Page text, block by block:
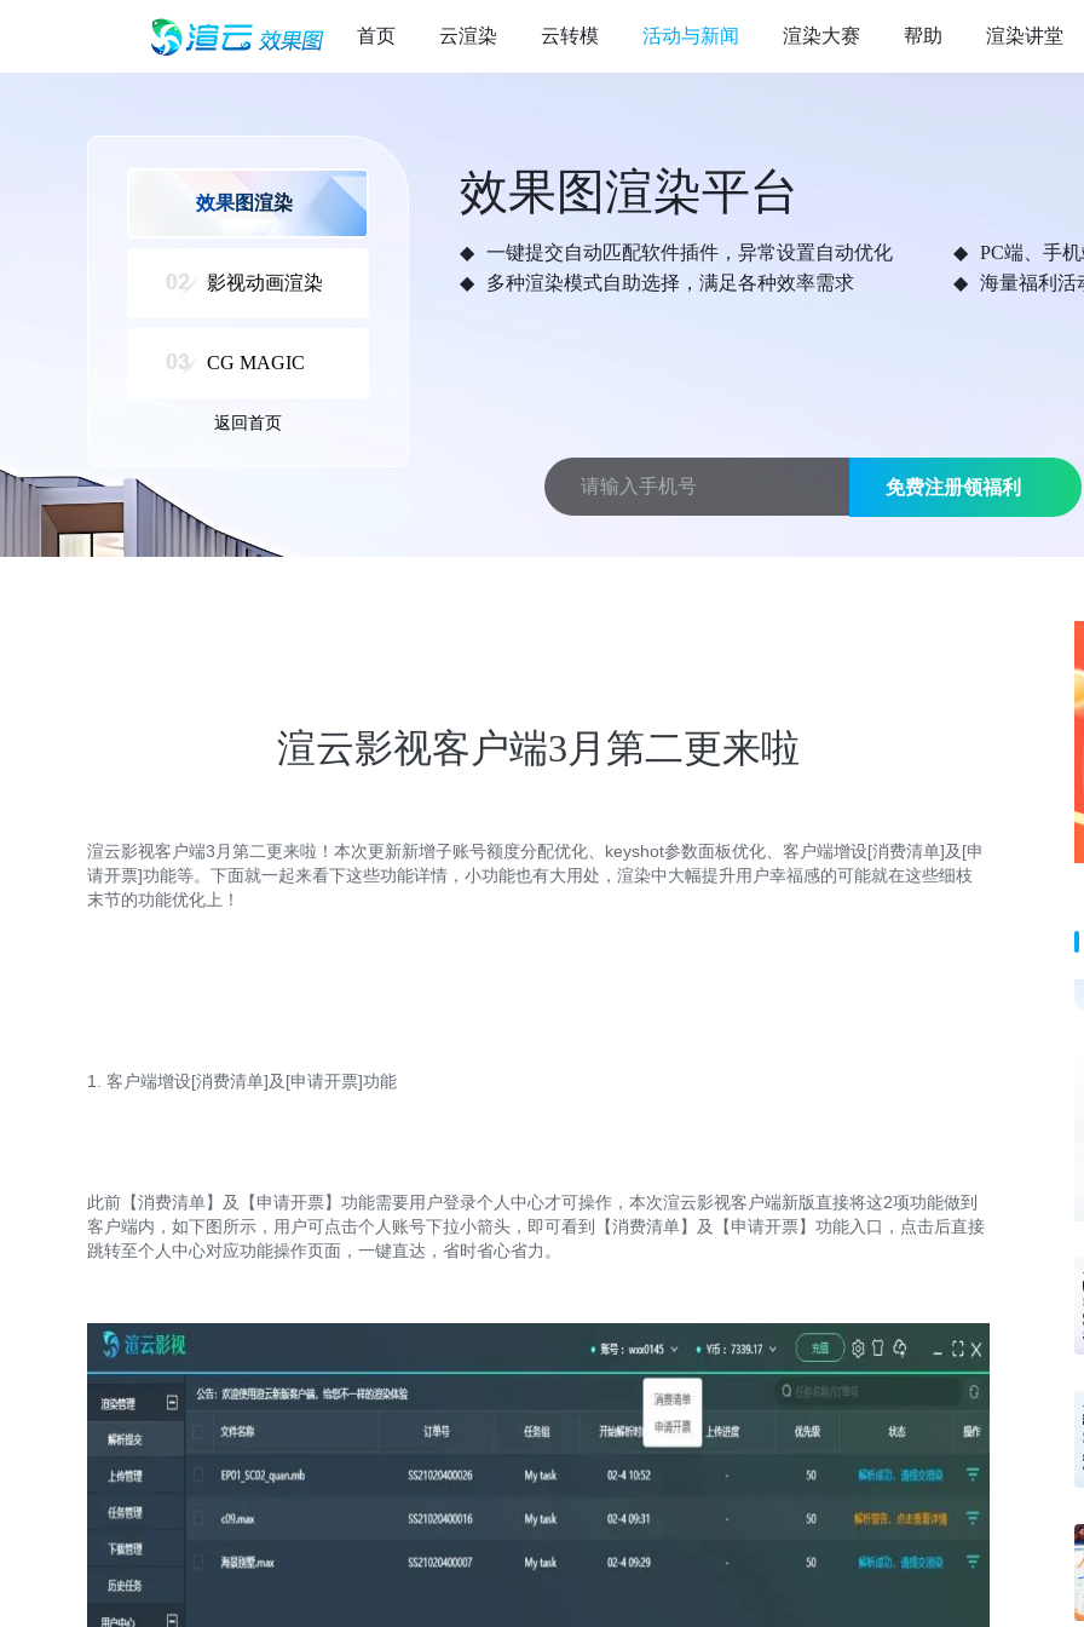
首页 云渲染 云转模 活动与新闻 渲染大赛 帮助 渲染讲堂
效果图渲染
影视动画渲染
CG MAGIC
返回首页
效果图渲染平台
一键提交自动匹配软件插件，异常设置自动优化
PC端、手
多种渲染模式自助选择，满足各种效率需求
海量福利活
免费注册领福利
渲云影视客户端3月第二更来啦
渲云影视客户端3月第二更来啦！本次更新新增子账号额度分配优化、keyshot参数面板优化、客户端增设[消费清单]及[申
请开票]功能等。下面就一起来看下这些功能详情，小功能也有大用处，渲染中大幅提升用户幸福感的可能就在这些细枝
末节的功能优化上！
1. 客户端增设[消费清单]及[申请开票]功能
此前【消费清单】及【申请开票】功能需要用户登录个人中心才可操作，本次渲云影视客户端新版直接将这2项功能做到
客户端内，如下图所示，用户可点击个人账号下拉小箭头，即可看到【消费清单】及【申请开票】功能入口，点击后直接
跳转至个人中心对应功能操作页面，一键直达，省时省心省力。